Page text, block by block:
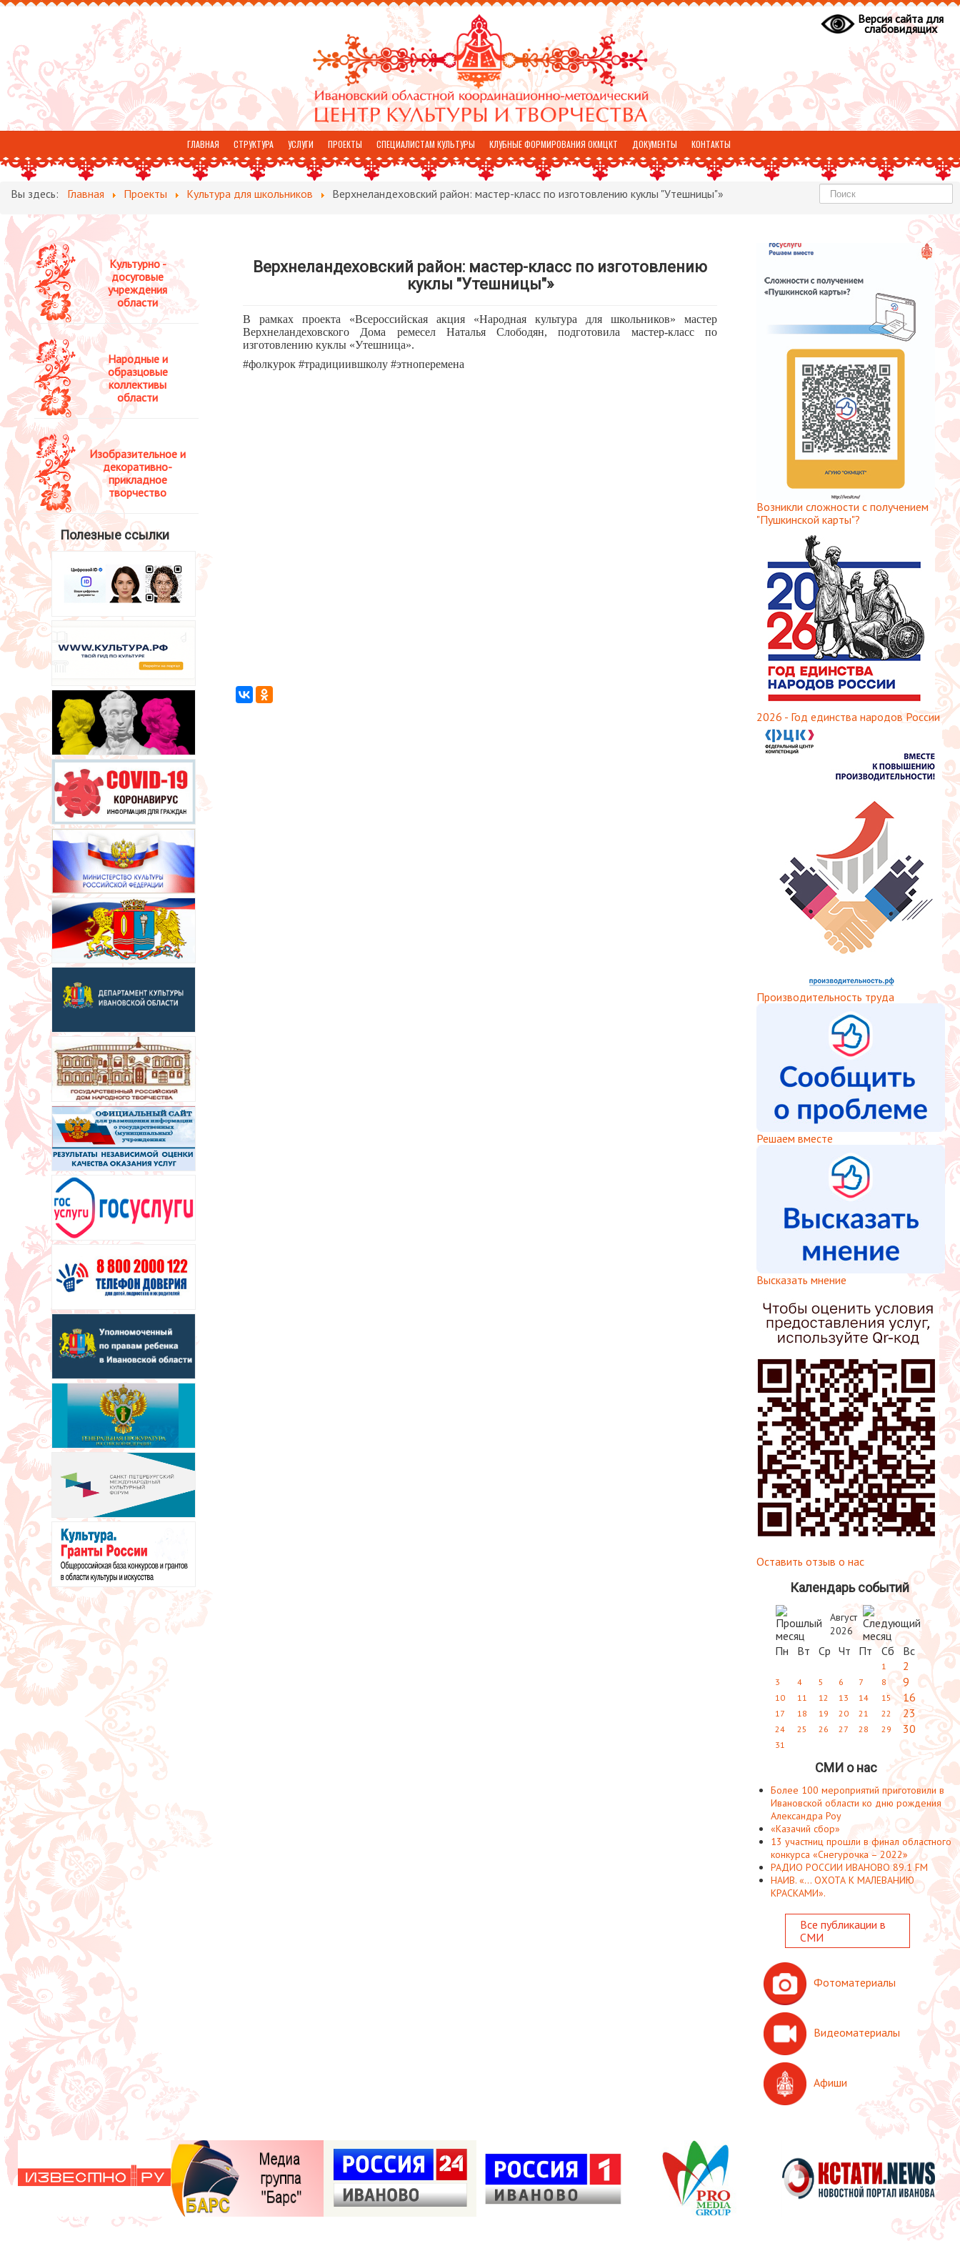
Версия сайта для
слабовидящих
ГЛАВНАЯ СТРУКТУРА УСЛУГИ ПРОЕКТЫ СПЕЦИАЛИСТАМ КУЛЬТУРЫ КЛУБНЫЕ ФОРМИРОВАНИЯ ОКМЦКТ ДОКУМЕНТЫ КОНТАКТЫ
ОТЗЫВЫ
Вы здесь: Главная Проекты Культура для школьников Верхнеландеховский район: мастер-класс по изготовлению куклы "Утешницы"» Найти
Культурно -
досуговые
учреждения
области
Народные и
образцовые
коллективы
области
Изобразительное и
декоративно-
прикладное
творчество
Полезные ссылки
Верхнеландеховский район: мастер-класс по изготовлению
куклы "Утешницы"»
В рамках проекта «Всероссийская акция «Народная культура для школьников» мастер
Верхнеландеховского Дома ремесел Наталья Слободян, подготовила мастер-класс по
изготовлению куклы «Утешница».
#фолкурок #традициившколу #этноперемена
Возникли сложности с получением
"Пушкинской карты"?
2026 - Год единства народов России
Производительность труда
Решаем вместе
Высказать мнение
Оставить отзыв о нас
Календарь событий
Август
2026
Пн Вт Ср Чт Пт Сб Вс
1 2
3 4 5 6 7 8 9
10 11 12 13 14 15 16
17 18 19 20 21 22 23
24 25 26 27 28 29 30
31
СМИ о нас
Более 100 мероприятий приготовили в
Ивановской области ко дню рождения
Александра Роу
«Казачий сбор»
13 участниц прошли в финал областного
конкурса «Снегурочка – 2022»
РАДИО РОССИИ ИВАНОВО 89.1 FM
НАИВ. «... ОХОТА К МАЛЕВАНИЮ
КРАСКАМИ».
Все публикации в
СМИ
Фотоматериалы
Видеоматериалы
Афиши